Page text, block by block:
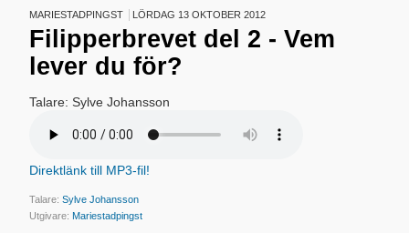
MARIESTADPINGST LÖRDAG 13 OKTOBER 2012
Filipperbrevet del 2 - Vem
lever du för?
Talare: Sylve Johansson
Direktlänk till MP3-fil!
Talare:Sylve Johansson
Utgivare:Mariestadpingst